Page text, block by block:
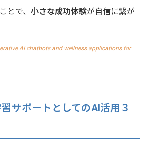
とで、 小さな成功体験が自信に繋が
AI chatbots and wellness applications for
サポートとしてのAI活用３